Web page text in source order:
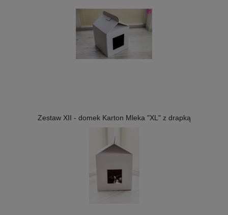
Zestaw XII - domek Karton Mleka "XL" z drapką